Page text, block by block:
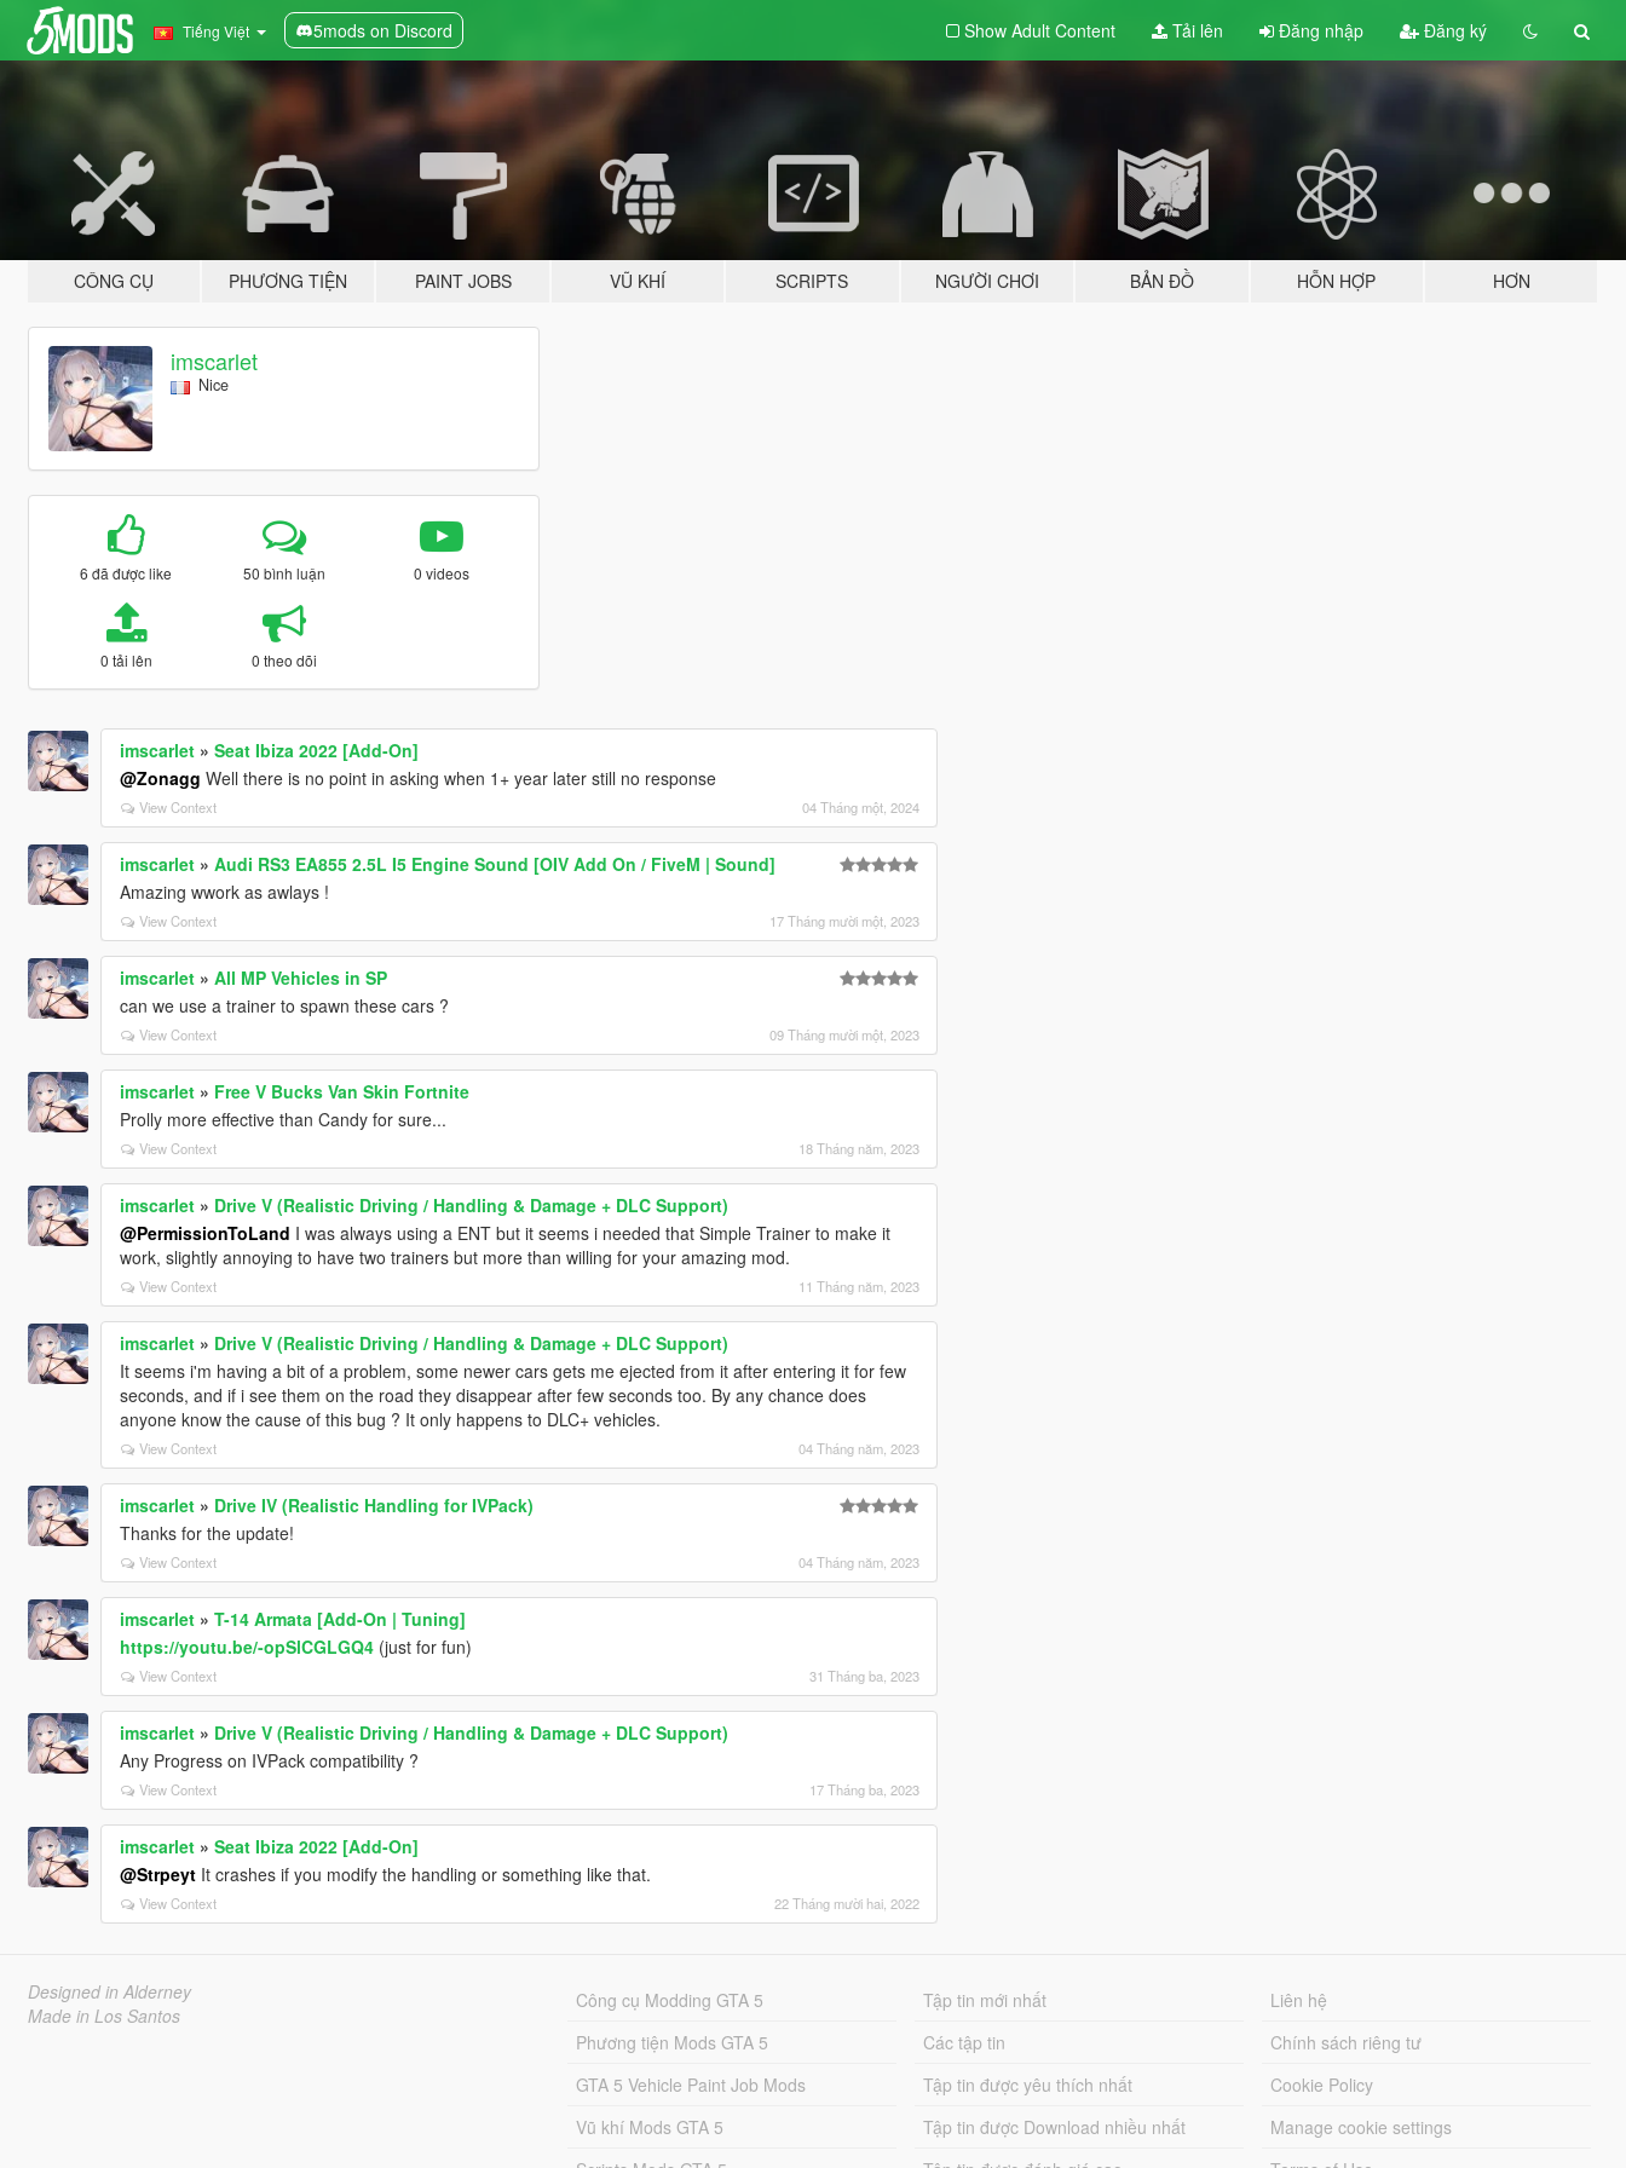
Tiếng Việt 5mods on Discord Show Adult Content Tải lên Đăng nhập Đăng ký
CÔNG CỤ PHƯƠNG TIỆN PAINT JOBS VŨ KHÍ SCRIPTS NGƯỜI CHƠI BẢN ĐỒ HỖN HỢP HƠN
imscarlet
Nice
6 đã được like 50 bình luận 0 videos
0 tải lên 0 theo dõi
imscarlet» Seat Ibiza 2022 [Add-On]
@Zonagg Well there is no point in asking when 1+ year later still no response
View Context 04 Tháng một, 2024
imscarlet» Audi RS3 EA855 2.5L I5 Engine Sound [OIV Add On / FiveM | Sound]
Amazing wwork as awlays !
View Context 17 Tháng mười một, 2023
imscarlet» All MP Vehicles in SP
can we use a trainer to spawn these cars ?
View Context 09 Tháng mười một, 2023
imscarlet» Free V Bucks Van Skin Fortnite
Prolly more effective than Candy for sure...
View Context 18 Tháng năm, 2023
imscarlet» Drive V (Realistic Driving / Handling & Damage + DLC Support)
@PermissionToLand I was always using a ENT but it seems i needed that Simple Trainer to make it
work, slightly annoying to have two trainers but more than willing for your amazing mod.
View Context 11 Tháng năm, 2023
imscarlet» Drive V (Realistic Driving / Handling & Damage + DLC Support)
It seems i'm having a bit of a problem, some newer cars gets me ejected from it after entering it for few
seconds, and if i see them on the road they disappear after few seconds too. By any chance does
anyone know the cause of this bug ? It only happens to DLC+ vehicles.
View Context 04 Tháng năm, 2023
imscarlet» Drive IV (Realistic Handling for IVPack)
Thanks for the update!
View Context 04 Tháng năm, 2023
imscarlet» T-14 Armata [Add-On | Tuning]
https://youtu.be/-opSlCGLGQ4(just for fun)
View Context 31 Tháng ba, 2023
imscarlet» Drive V (Realistic Driving / Handling & Damage + DLC Support)
Any Progress on IVPack compatibility ?
View Context 17 Tháng ba, 2023
imscarlet» Seat Ibiza 2022 [Add-On]
@StrpeytIt crashes if you modify the handling or something like that.
View Context 22 Tháng mười hai, 2022
Designed in Alderney
Made in Los Santos
Công cụ Modding GTA 5
Phương tiện Mods GTA 5
GTA 5 Vehicle Paint Job Mods
Vũ khí Mods GTA 5
Tập tin mới nhất
Các tập tin
Tập tin được yêu thích nhất
Tập tin được Download nhiều nhất
Liên hệ
Chính sách riêng tư
Cookie Policy
Manage cookie settings